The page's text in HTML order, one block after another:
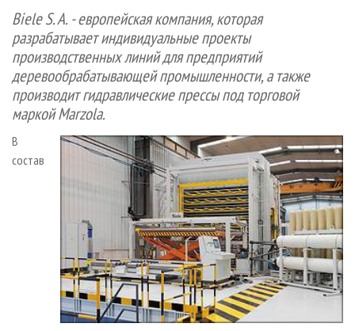
СУШКА ДРЕВЕСИНЫ
ПРОИЗВОДСТВО ДРЕВЕСНЫХ ПЛИТ
ДЕРЕВЯННОЕ ДОМОСТРОЕНИЕ
ПРОИЗВОДСТВО МЕБЕЛИ
БИОЭНЕРГЕТИКА
ИНСТРУМЕНТ И МАТЕРИАЛЫ
ПЕРСОНЫ
МОБИЛЬНЫЕ ВЫСТАВКИ
ОФИЦИАЛЬНЫЕ ДЕЛЕГАЦИИ
ПРИОРИТЕТНЫЕ ИНВЕСТПРОЕКТЫ
RUSSIAN FORESTRY REVIEW
ГАЗЕТА ЛЕСПРОМФОРУМ
БИБЛИОТЕКА СПЕЦИАЛИСТА
КОНТАКТЫ
РЕКЛАМА
РЕКЛАМА НА САЙТЕ
BieleS.A. - европейская компания, которая
разрабатывает индивидуальные проекты
производственных линий для предприятий
деревообрабатывающей промышленности, а также
производит гидравлические прессы под торговой
маркойMarzola.
В
состав